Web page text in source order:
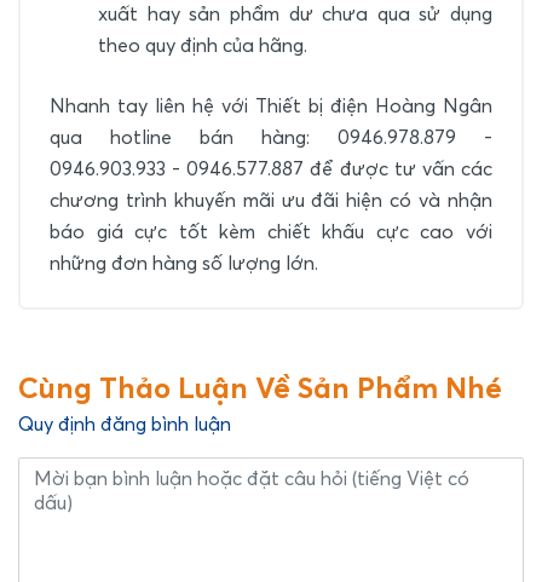
xuất hay sản phẩm dư chưa qua sử dụng
theo quy định của hãng.
Nhanh tay liên hệ với Thiết bị điện Hoàng Ngân
qua hotline bán hàng: 0946.978.879 -
0946.903.933 - 0946.577.887 để được tư vấn các
chương trình khuyến mãi ưu đãi hiện có và nhận
báo giá cực tốt kèm chiết khấu cực cao với
những đơn hàng số lượng lớn.
Cùng Thảo Luận Về Sản Phẩm Nhé
Quy định đăng bình luận